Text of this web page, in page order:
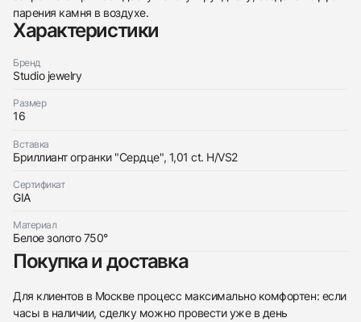
парения камня в воздухе.
Характеристики
Бренд
Studio jewelry
Размер
16
Вставка
Бриллиант огранки "Сердце", 1,01 ct. H/VS2
Сертификат
GIA
Материал
Белое золото 750°
Покупка и доставка
Для клиентов в Москве процесс максимально комфортен: если
часы в наличии, сделку можно провести уже в день
Купить эти часы
с вами
$5,300
Оставьте ваши контактные данные и мы свяжемся
с вами